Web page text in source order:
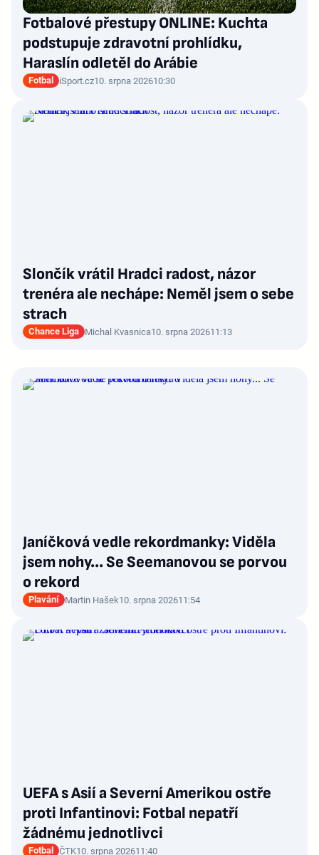
Fotbalové přestupy ONLINE: Kuchta
podstupuje zdravotní prohlídku,
Haraslín odletěl do Arábie
Fotbal iSport.cz10. srpna 202610:30
Slončík vrátil Hradci radost, názor
trenéra ale nechápe: Neměl jsem o sebe
strach
Chance Liga Michal Kvasnica10. srpna 202611:13
Janíčková vedle rekordmanky: Viděla
jsem nohy... Se Seemanovou se porvou
o rekord
Plavání Martin Hašek10. srpna 202611:54
UEFA s Asií a Severní Amerikou ostře
proti Infantinovi: Fotbal nepatří
žádnému jednotlivci
Fotbal ČTK10. srpna 202611:40